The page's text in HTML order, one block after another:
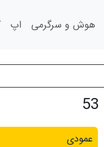
هوش و سرگرمی اپ
عمودی